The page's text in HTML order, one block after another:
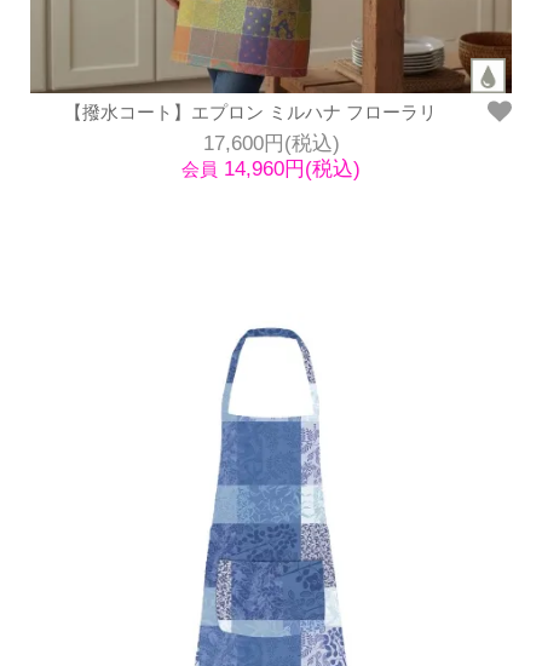
【撥水コート】エプロン ミルハナ フローラリ
17,600円(税込)
会員 14,960円(税込)